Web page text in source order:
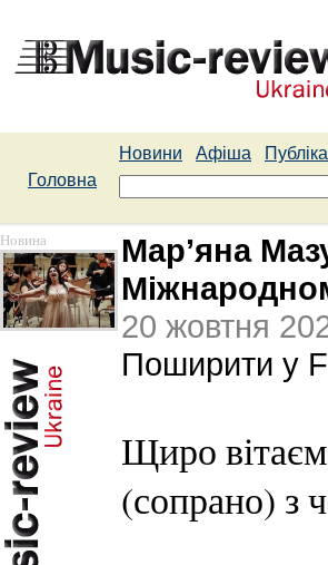
Новини Афіша
Головна
Новина
Мар’яна
20 жовтня
Поширити у
Щиро
(сопрано) з